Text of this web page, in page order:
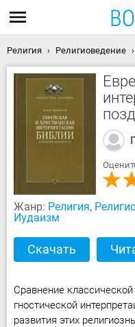
Религия Религиоведение
Жанр: Религия,
Иудаизм
Скачать
Сравнение
гностической
развития этих